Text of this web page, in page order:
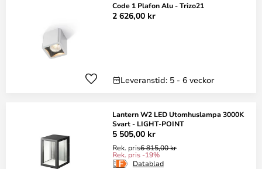
Code 1 Plafon Alu - Trizo21
2 626,00 kr
Leveranstid: 5 - 6 veckor
Lantern W2 LED Utomhuslampa 3000K
Svart - LIGHT-POINT
5 505,00 kr
Rek. pris6 815,00 kr
Rek. pris -19%
Datablad